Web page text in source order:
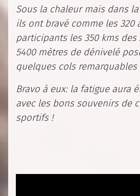
Sous la chaleur mais dans
ils ont bravé comme les 320
participants les 350 kms
5400 mètres de dénivelé
quelques cols
Bravo à eux: la fatigue aura
avec les bons souvenirs de
sportifs !